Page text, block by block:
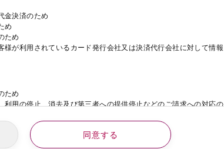
金決済のため
め
ため
様が利用されているカード発行会社又は決済代行会社に対して情報
ため
利用の停止、消去及び第三者への提供停止などのご請求への対応の
同意する